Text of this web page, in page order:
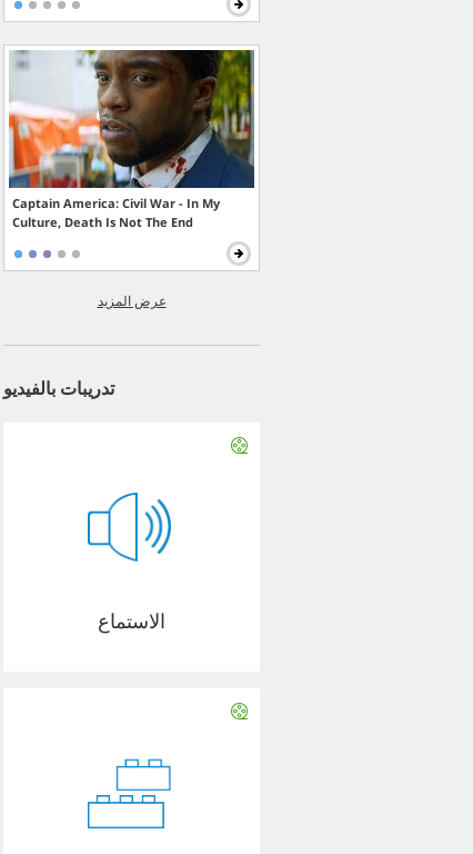
Captain America: Civil War - In My
Culture, Death Is Not The End
عرض المزيد
تدريبات بالفيديو
الاستماع